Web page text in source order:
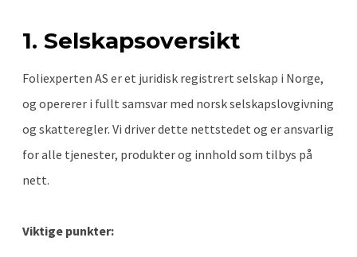
1. Selskapsoversikt
Foliexperten AS er et juridisk registrert selskap i Norge,
og opererer i fullt samsvar med norsk selskapslovgivning
og skatteregler. Vi driver dette nettstedet og er ansvarlig
for alle tjenester, produkter og innhold som tilbys på
nett.
Viktige punkter: